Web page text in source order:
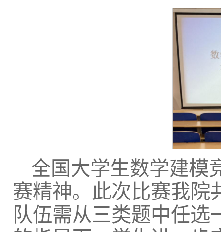
全国大学生数学建模
赛精神。此次比赛我院
队伍需从三类题中任